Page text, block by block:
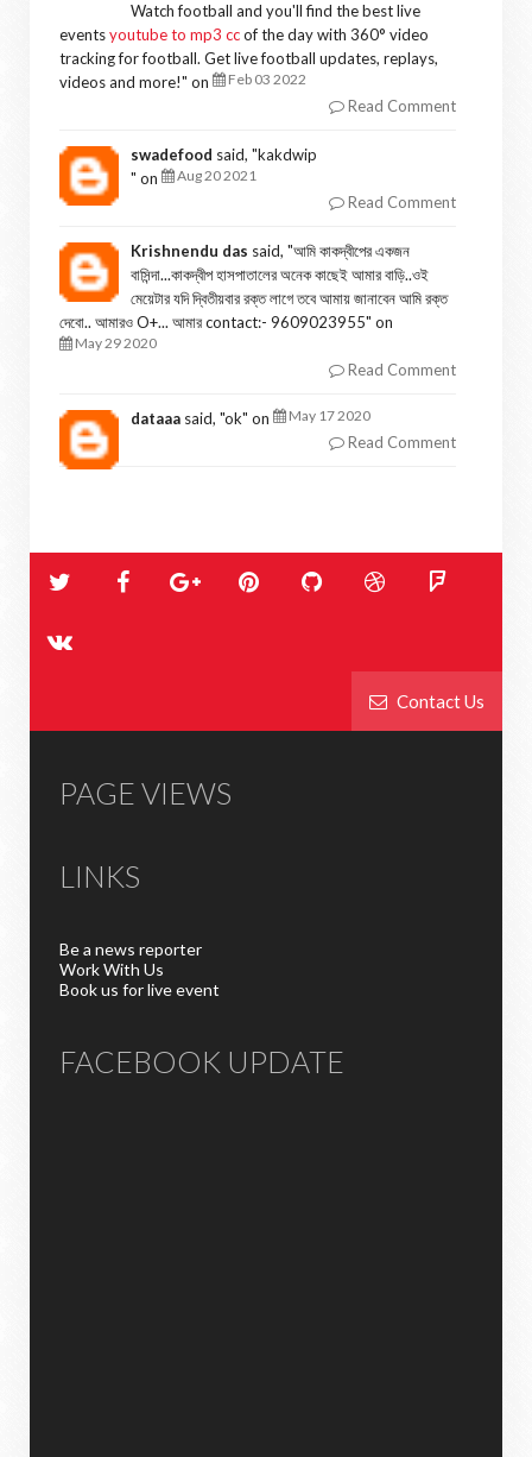
Watch football and you'll find the best live
eventsyoutube to mp3 ccof the day with 360° video
tracking for football. Get live football updates, replays,
videos and more!" on Feb 03 2022
Read Comment
swadefood said, "kakdwip
" on
Aug 20 2021
Read Comment
Krishnendu das said, "আমি কাকদ্বীপের একজন
বাসিন্দা...কাকদ্বীপ হাসপাতালের অনেক কাছেই আমার বাড়ি..ওই
মেয়েটার যদি দ্বিতীয়বার রক্ত লাগে তবে আমায় জানাবেন আমি রক্ত
দেবো.. আমারও O+... আমার contact:- 9609023955" on
May 29 2020
Read Comment
dataaa said, "ok" on May 17 2020
Read Comment
Contact Us
PAGE VIEWS
LINKS
Be a news reporter
Work With Us
Book us for live event
FACEBOOK UPDATE